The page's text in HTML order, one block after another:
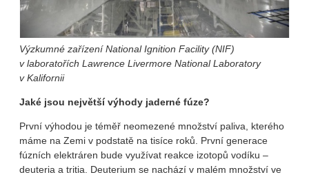
Výzkumné zařízení National Ignition Facility (NIF)
v laboratořích Lawrence Livermore National Laboratory
v Kalifornii
Jaké jsou největší výhody jaderné fúze?
První výhodou je téměř neomezené množství paliva, kterého
máme na Zemi v podstatě na tisíce roků. První generace
fúzních elektráren bude využívat reakce izotopů vodíku –
deuteria a tritia. Deuterium se nachází v malém množství ve